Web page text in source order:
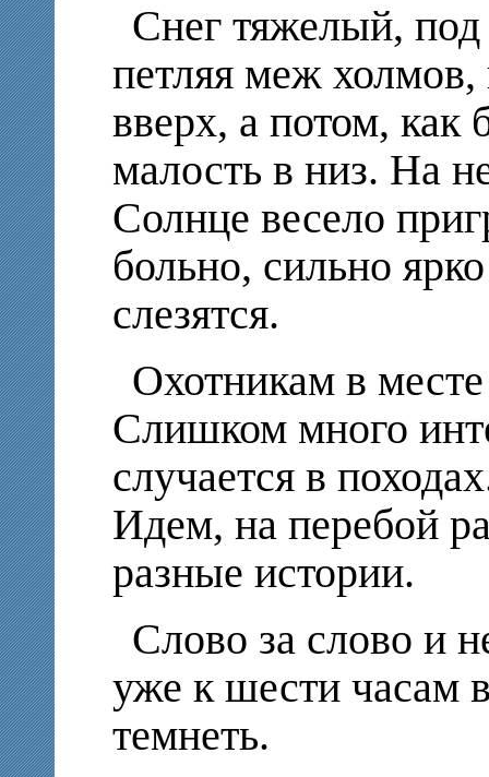
Снег тяжелый, под
петляя меж холмов,
вверх, а потом, как
малость в низ. На
Солнце весело
больно, сильно ярко
слезятся.
Охотникам в
Слишком много
случается в
Идем, на перебой
разные истории.
Слово за слово и
уже к шести часам
темнеть.